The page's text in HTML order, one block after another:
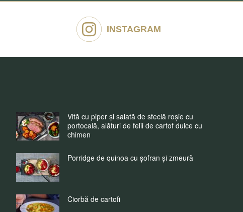
INSTAGRAM
Vită cu piper și salată de sfeclă roșie cu
portocală, alături de felii de cartof dulce cu
chimen
Porridge de quinoa cu șofran și zmeură
Ciorbă de cartofi